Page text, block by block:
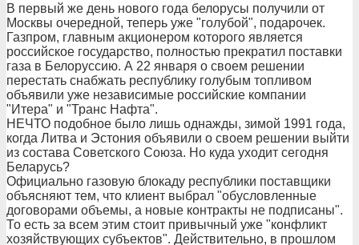
В первый же день нового года белорусы получили от
Москвы очередной, теперь уже "голубой", подарочек.
Газпром, главным акционером которого является
российское государство, полностью прекратил поставки
газа в Белоруссию. А 22 января о своем решении
перестать снабжать республику голубым топливом
объявили уже независимые российские компании
"Итера" и "Транс Нафта".
НЕЧТО подобное было лишь однажды, зимой 1991 года,
когда Литва и Эстония объявили о своем решении выйти
из состава Советского Союза. Но куда уходит сегодня
Беларусь?
Официально газовую блокаду республики поставщики
объясняют тем, что клиент выбрал "обусловленные
договорами объемы, а новые контракты не подписаны".
То есть за всем этим стоит привычный уже "конфликт
хозяйствующих субъектов". Действительно, в прошлом